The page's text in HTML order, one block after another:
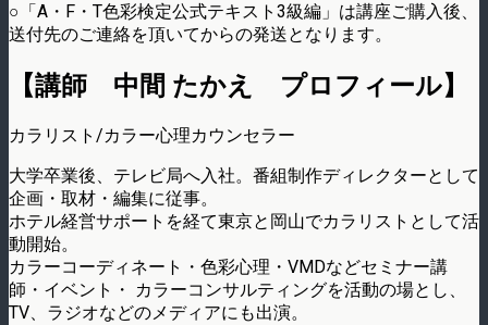
○「A・F・T色彩検定公式テキスト3級編」は講座ご購入後、
送付先のご連絡を頂いてからの発送となります。
【講師 中間 たかえ プロフィール】
カラリスト/カラー心理カウンセラー
大学卒業後、テレビ局へ入社。番組制作ディレクターとして
企画・取材・編集に従事。
ホテル経営サポートを経て東京と岡山でカラリストとして活
動開始。
カラーコーディネート・色彩心理・VMDなどセミナー講
師・イベント・ カラーコンサルティングを活動の場とし、
TV、ラジオなどのメディアにも出演。